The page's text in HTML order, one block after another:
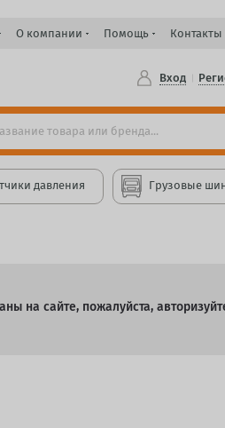
О компании Помощь
Вход
давления Грузовые
на сайте, пожалуйста,